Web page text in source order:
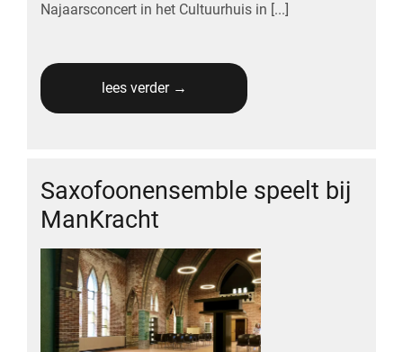
Najaarsconcert in het Cultuurhuis in [...]
lees verder →
Saxofoonensemble speelt bij
ManKracht